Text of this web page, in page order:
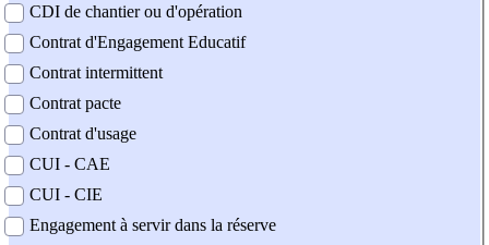
CDI de chantier ou d'opération
Contrat d'Engagement Educatif
Contrat intermittent
Contrat pacte
Contrat d'usage
CUI - CAE
CUI - CIE
Engagement à servir dans la réserve